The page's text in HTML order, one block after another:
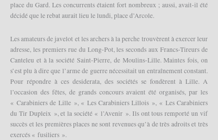
place du Gard. Les concurrents étaient fort nombreux ; aussi, avait-il été
décidé que le rebat aurait lieu le lundi, place d’Arcole.
Les amateurs de javelot et les archers à la perche trouvèrent à exercer leur
adresse, les premiers rue du Long-Pot, les seconds aux Francs-Tireurs de
Canteleu et à la société Saint-Pierre, de Moulins-Lille. Maintes fois, on
s’est plu à dire que l’arme de guerre nécessitait un entraînement constant.
Pour répondre à ces desiderata, des sociétés se fondèrent à Lille. A
l’occasion des fêtes, de grands concours avaient été organisés, par les
« Carabiniers de Lille », « Les Carabiniers Lillois », « Les Carabiniers
du Tir Dupleix », et la société « l’Avenir ». Ils ont tous remporté un vif
succès et les premières places ne sont revenues qu’à de très adroits et très
exercés « fusiliers ».